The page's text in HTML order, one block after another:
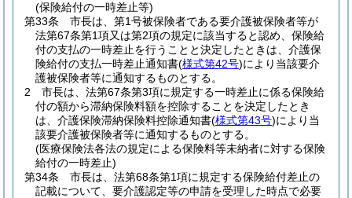
(保険給付の一時差止等)
第33条
市長は、第1号被保険者である要介護被保険者等が
法第67条第1項又は第2項の規定に該当すると認め、保険給
付の支払の一時差止を行うことと決定したときは、介護保
険給付の支払一時差止通知書(様式第42号)により当該要介
護被保険者等に通知するものとする。
2
市長は、法第67条第3項に規定する一時差止に係る保険給
付の額から滞納保険料額を控除することを決定したとき
は、介護保険滞納保険料控除通知書(様式第43号)により当
該要介護被保険者等に通知するものとする。
(医療保険法各法の規定による保険料等未納者に対する保険
給付の一時差止)
第34条
市長は、法第68条第1項に規定する保険給付差止の
記載について、要介護認定等の申請を受理した時点で必要